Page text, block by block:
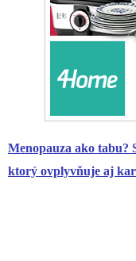
Menopauza ako tabu?
ktorý ovplyvňuje aj